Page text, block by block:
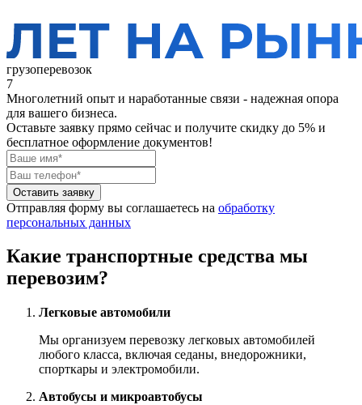
грузоперевозок
7
Многолетний опыт и наработанные связи - надежная опора
для вашего бизнеса.
Оставьте заявку прямо сейчас и получите скидку до 5% и
бесплатное оформление документов!
Оставить заявку
Отправляя форму вы соглашаетесь на обработку
персональных данных
Какие транспортные средства мы
перевозим?
Легковые автомобили
Мы организуем перевозку легковых автомобилей
любого класса, включая седаны, внедорожники,
спорткары и электромобили.
Автобусы и микроавтобусы